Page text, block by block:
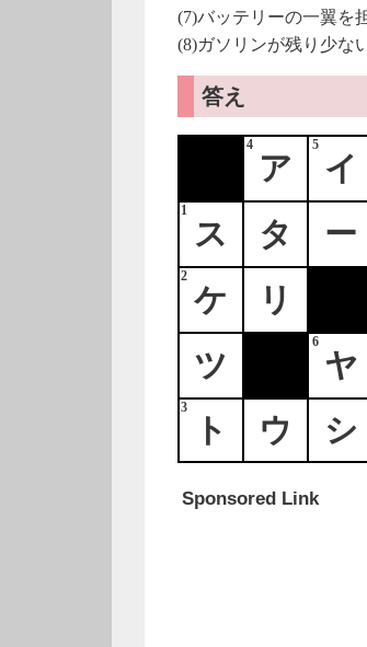
(7)バッテリーの一翼を
(8)ガソリンが残り少な
答え
4 5
1
2
6
3
ア イ
ス
タ ー
ケ
リ
ツ
ヤ
ト
ウ シ
Sponsored Link